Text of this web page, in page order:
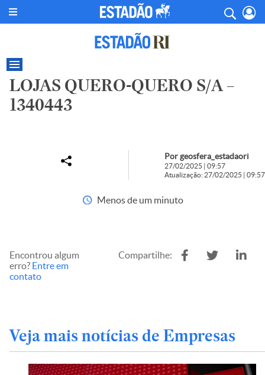
LOJAS QUERO-QUERO S/A –
1340443
Por geosfera_estadaori
27/02/2025 | 09:57
Atualização: 27/02/2025 | 09:57
Menos de um minuto
Encontrou algum
erro? Entre em
contato
Compartilhe:
Veja mais notícias de Empresas